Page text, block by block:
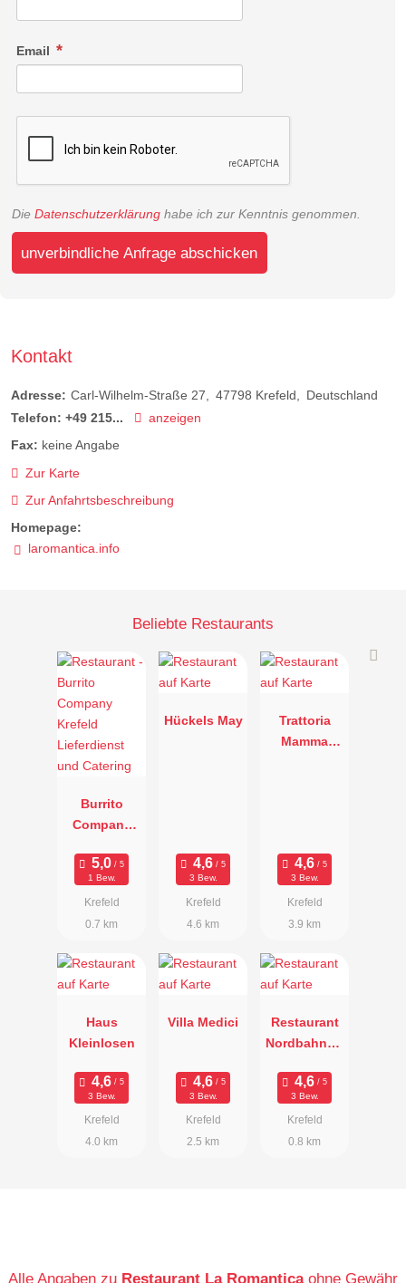
Email
Die Datenschutzerklärung habe ich zur Kenntnis genommen.
unverbindliche Anfrage abschicken
Kontakt
Adresse: Carl-Wilhelm-Straße 27 47798 Krefeld
Deutschland
Telefon: +49 215...
anzeigen
Fax: keine Angabe
Zur Karte
Zur Anfahrtsbeschreibung
Homepage:
laromantica.info
Beliebte Restaurants
Burrito
Company
Lieferdienst
und
Catering
1 Bew.
Krefeld
0.7 km
Hückels May
3 Bew.
Krefeld
4.6 km
Trattoria
Mamma
3 Bew.
Krefeld
3.9 km
Haus
Kleinlosen
3 Bew.
Krefeld
4.0 km
Villa Medici
3 Bew.
Krefeld
2.5 km
Restaurant
Nordbahnho
3 Bew.
Krefeld
0.8 km
Alle Angaben zu Restaurant La Romantica ohne Gewähr